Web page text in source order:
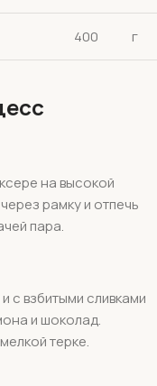
400 г
на высокой
рамку и отпечь
пара.
с взбитыми сливками
и шоколад.
терке.